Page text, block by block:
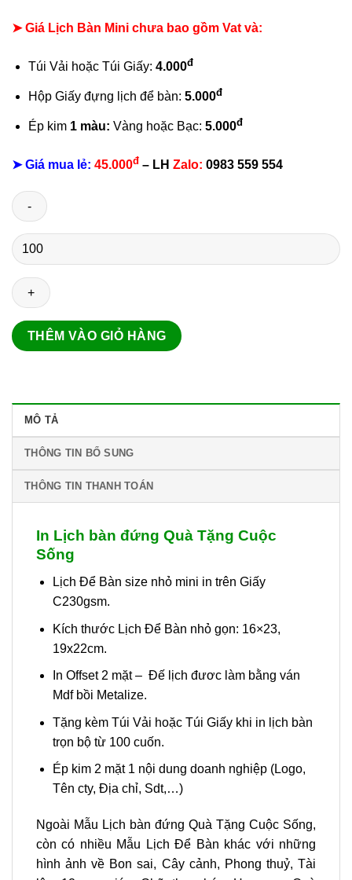
➤ Giá Lịch Bàn Mini chưa bao gồm Vat và:
Túi Vải hoặc Túi Giấy: 4.000đ
Hộp Giấy đựng lịch để bàn: 5.000đ
Ép kim 1 màu: Vàng hoặc Bạc: 5.000đ
➤ Giá mua lẻ: 45.000đ – LH Zalo: 0983 559 554
Lịch
bàn
đứng
Quà
Cuộc
Sống
THÊM VÀO GIỎ HÀNG
MÔ TẢ
THÔNG TIN BỔ SUNG
THÔNG TIN THANH TOÁN
In Lịch bàn đứng Quà Tặng Cuộc
Sống
Lịch Để Bàn size nhỏ mini in trên Giấy
C230gsm.
Kích thước Lịch Để Bàn nhỏ gọn: 16×23,
19x22cm.
In Offset 2 mặt – Đế lịch đươc làm bằng ván
Mdf bồi Metalize.
Tặng kèm Túi Vải hoặc Túi Giấy khi in lịch bàn
trọn bộ từ 100 cuốn.
Ép kim 2 mặt 1 nội dung doanh nghiệp (Logo,
Tên cty, Địa chỉ, Sdt,…)
Ngoài Mẫu Lịch bàn đứng Quà Tặng Cuộc Sống,
còn có nhiều Mẫu Lịch Để Bàn khác với những
hình ảnh về Bon sai, Cây cảnh, Phong thuỷ, Tài